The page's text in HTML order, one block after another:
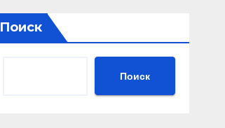
Поиск
Поиск